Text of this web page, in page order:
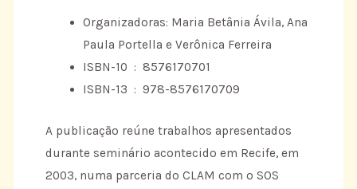
Organizadoras: Maria Betânia Ávila, Ana
Paula Portella e Verônica Ferreira
ISBN-10 ‏ : ‎ 8576170701
ISBN-13 ‏ : ‎ 978-8576170709
A publicação reúne trabalhos apresentados
durante seminário acontecido em Recife, em
2003, numa parceria do CLAM com o SOS